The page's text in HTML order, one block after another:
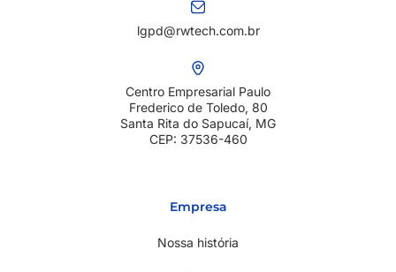
lgpd@rwtech.com.br
Centro Empresarial Paulo
Frederico de Toledo, 80
Santa Rita do Sapucaí, MG
CEP: 37536-460
Empresa
Nossa história